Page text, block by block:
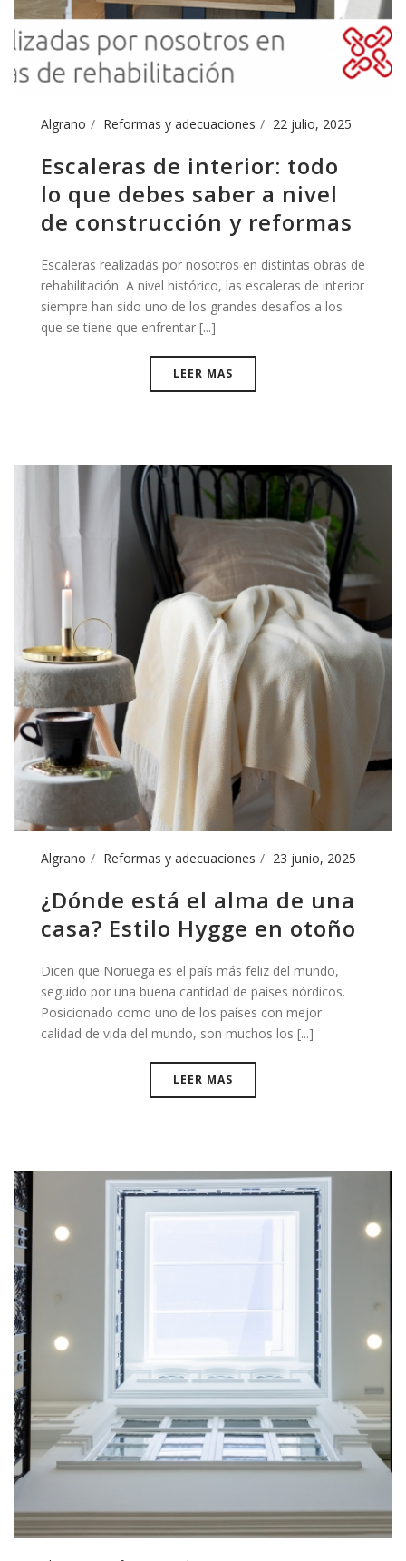
Algrano Reformas y adecuaciones 22 julio, 2025
Escaleras de interior: todo
lo que debes saber a nivel
de construcción y reformas
Escaleras realizadas por nosotros en distintas obras de
rehabilitación A nivel histórico, las escaleras de interior
siempre han sido uno de los grandes desafíos a los
que se tiene que enfrentar [...]
LEER MAS
Algrano Reformas y adecuaciones 23 junio, 2025
¿Dónde está el alma de una
casa? Estilo Hygge en otoño
Dicen que Noruega es el país más feliz del mundo,
seguido por una buena cantidad de países nórdicos.
Posicionado como uno de los países con mejor
calidad de vida del mundo, son muchos los [...]
LEER MAS